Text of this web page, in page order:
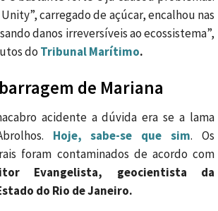
Unity”, carregado de açúcar, encalhou nas
danos irreversíveis ao ecossistema”,
do Tribunal Marítimo.
de Mariana
acidente a dúvida era se a lama
Hoje, sabe-se que sim. Os
foram contaminados de acordo com
Evangelista, geocientista da
do Rio de Janeiro.